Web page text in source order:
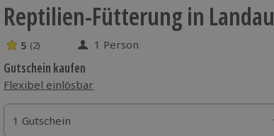
Reptilien-Fütterung in Landau
5 Sterne von 5 aus 2 Bewertungen
5 (2) 1 Person
Gutschein kaufen
Flexibel einlösbar
1 Gutschein
1 Gutschein
1 Gutschein